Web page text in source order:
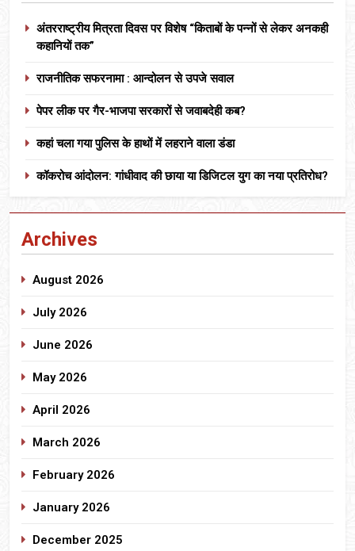
अंतरराष्ट्रीय मित्रता दिवस पर विशेष “किताबों के पन्नों से लेकर अनकही
कहानियों तक”
राजनीतिक सफरनामा : आन्दोलन से उपजे सवाल
पेपर लीक पर गैर-भाजपा सरकारों से जवाबदेही कब?
कहां चला गया पुलिस के हाथों में लहराने वाला डंडा
कॉकरोच आंदोलन: गांधीवाद की छाया या डिजिटल युग का नया प्रतिरोध?
Archives
August 2026
July 2026
June 2026
May 2026
April 2026
March 2026
February 2026
January 2026
December 2025